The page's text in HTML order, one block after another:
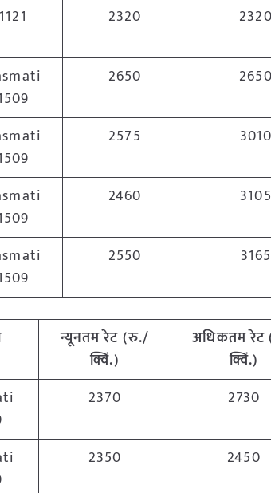
1121 2320 2320
2650 2650
2575 3010
2460 3105
2550 3165
न्यूनतम रेट (रु./
क्विं.)
अधिकतम
क्विं.)
2370 2730
2350 2450